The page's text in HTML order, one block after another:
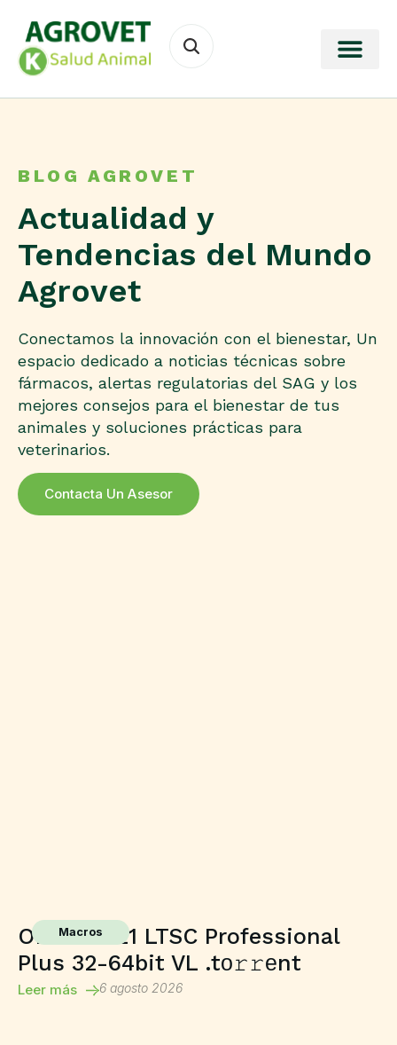
BLOG AGROVET
Actualidad y
Tendencias del Mundo
Agrovet
Conectamos la innovación con el bienestar, Un
espacio dedicado a noticias técnicas sobre
fármacos, alertas regulatorias del SAG y los
mejores consejos para el bienestar de tus
animales y soluciones prácticas para
veterinarios.
Contacta Un Asesor
Macros
Office 2021 LTSC Professional
Plus 32-64bit VL .tо𝚛𝚛еnt
Leer más 6 agosto 2026